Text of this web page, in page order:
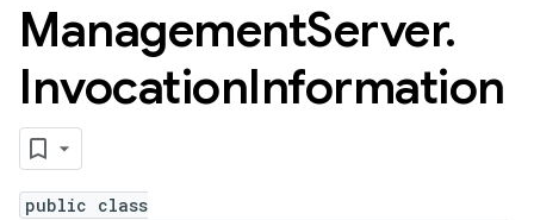
ManagementServer.
InvocationInformation
public class